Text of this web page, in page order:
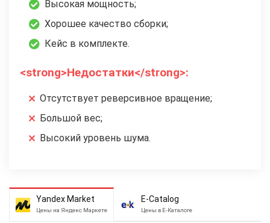
Высокая мощность;
Хорошее качество сборки;
Кейс в комплекте.
<strong>Недостатки</strong>:
Отсутствует реверсивное вращение;
Большой вес;
Высокий уровень шума.
Yandex Market
Цены на Яндекс Маркете
E-Catalog
Цены в Е-Каталоге